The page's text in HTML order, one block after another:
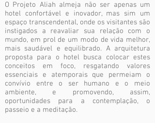
O Projeto Aliah almeja não ser apenas um
hotel confortável e inovador, mas sim um
espaço transcendental, onde os visitantes são
instigados a reavaliar sua relação com o
mundo, em prol de um modo de vida melhor,
mais saudável e equilibrado. A arquitetura
proposta para o hotel busca colocar estes
conceitos em foco, resgatando valores
essenciais e atemporais que permeiam o
convívio entre o ser humano e o meio
ambiente, e promovendo, assim,
oportunidades para a contemplação, o
passeio e a meditação.